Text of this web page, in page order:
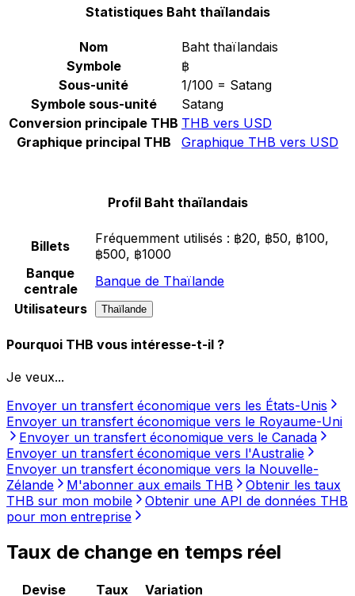
Statistiques Baht thaïlandais
Nom
Baht thaïlandais
Symbole
฿
Sous-unité
1/100 = Satang
Symbole sous-unité
Satang
Conversion principale THB THB vers USD
Graphique principal THB
Graphique THB vers USD
Profil Baht thaïlandais
Billets Fréquemment utilisés : ฿20, ฿50, ฿100,
฿500, ฿1000
Banque
centrale
Banque de Thaïlande
Utilisateurs
Thaïlande
Pourquoi THB vous intéresse-t-il ?
Je veux...
Envoyer un transfert économique vers les États-Unis
Envoyer un transfert économique vers le Royaume-Uni
Envoyer un transfert économique vers le Canada
Envoyer un transfert économique vers l'Australie
Envoyer un transfert économique vers la Nouvelle-
Zélande
M'abonner aux emails THB
Obtenir les taux
THB sur mon mobile
Obtenir une API de données THB
pour mon entreprise
Taux de change en temps réel
Devise Taux
Variation